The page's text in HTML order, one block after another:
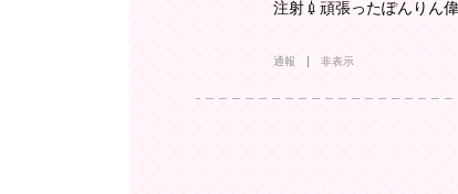
注射💉頑張ったぽんりん
通報 非表示